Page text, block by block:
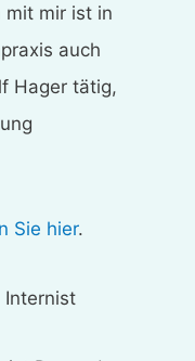
mit mir ist in
auch
Hager tätig,
Sie hier.
Internist